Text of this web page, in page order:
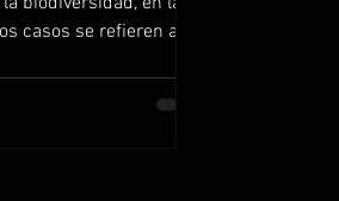
casos se refieren a la